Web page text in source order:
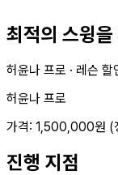
최적의 스윙
허윤나 프로 · 레슨 할
허윤나 프로
가격: 1,500,000원 (
진행 지점